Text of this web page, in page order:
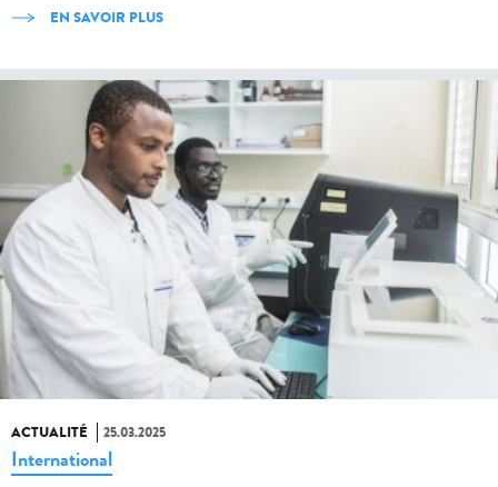
EN SAVOIR PLUS
ACTUALITÉ 25.03.2025
International